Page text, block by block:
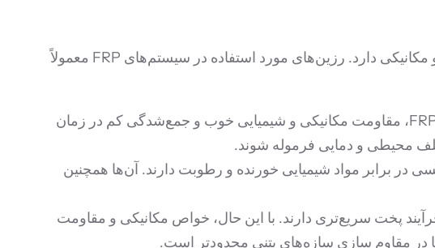
رزین ماتریس پلیمری نقش مهمی در انتقال نیرو بین الیاف و محافظت از آن‌ها در برابر آسیب‌های محیطی و مکانیکی دارد. رزین‌های مورد استفاده در سیستم‌های FRP معمولاً
رزین‌های اپوکسی به دلیل چسبندگی بسیار بالا به بتن و الیاف FRP، مقاومت مکانیکی و شیمیایی خوب و جمع‌شدگی کم در زمان
محیطی و دمایی فرموله شوند.
در برابر مواد شیمیایی خورنده و رطوبت دارند. آن‌ها همچنین
پخت سریع‌تری دارند. با این حال، خواص مکانیکی و مقاومت
در مقاوم سازی سازه‌های بتنی محدودتر است.